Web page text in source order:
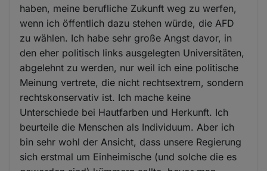
haben, meine berufliche Zukunft weg zu werfen,
wenn ich öffentlich dazu stehen würde, die AFD
zu wählen. Ich habe sehr große Angst davor, in
den eher politisch links ausgelegten Universitäten,
abgelehnt zu werden, nur weil ich eine politische
Meinung vertrete, die nicht rechtsextrem, sondern
rechtskonservativ ist. Ich mache keine
Unterschiede bei Hautfarben und Herkunft. Ich
beurteile die Menschen als Individuum. Aber ich
bin sehr wohl der Ansicht, dass unsere Regierung
sich erstmal um Einheimische (und solche die es